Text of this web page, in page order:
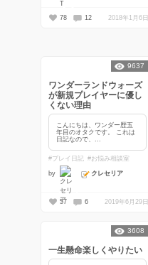
78 12 2018年1月6日
ワンダーランドウォーズ
が新規プレイヤーに優し
くない理由
こんにちは、ワンダー歴五
年目のオタクです。 これは
日記なので、...
#プレイ日記 #お悩み相談室
by クレセリア
9637
57 6 2019年6月29日
一生懸命楽しくやりたい
3608